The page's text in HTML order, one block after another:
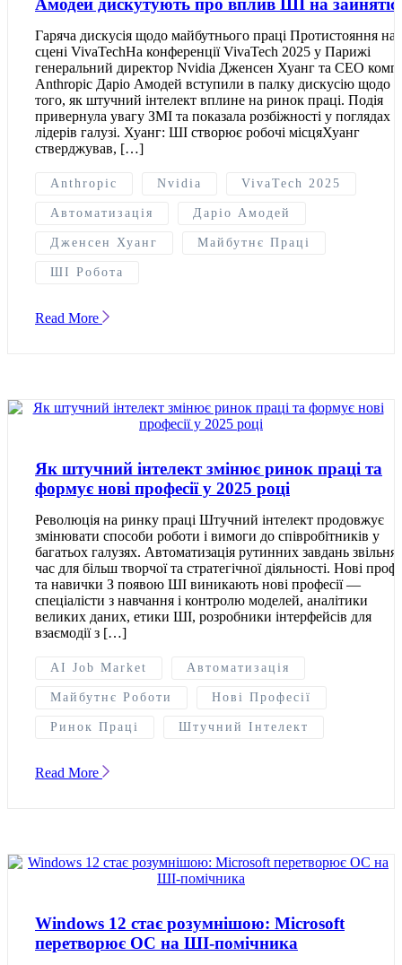
Амодей дискутують про вплив ШІ на
Гаряча дискусія щодо майбутнього праці Протистояння на
сцені VivaTechНа конференції VivaTech 2025 у Парижі
генеральний директор Nvidia Дженсен Хуанг та CEO
Anthropic Даріо Амодей вступили в палку дискусію щодо
того, як штучний інтелект вплине на ринок праці. Подія
привернула увагу ЗМІ та показала розбіжності у поглядах
лідерів галузі. Хуанг: ШІ створює робочі місцяХуанг
стверджував, […]
Anthropic Nvidia VivaTech 2025
Автоматизація Даріо Амодей
Дженсен Хуанг Майбутнє Праці
ШІ Робота
Read More
Як штучний інтелект змінює ринок праці та
формує нові професії у 2025 році
Революція на ринку праці Штучний інтелект продовжує
змінювати способи роботи і вимоги до співробітників у
багатьох галузях. Автоматизація рутинних завдань звільняє
час для більш творчої та стратегічної діяльності. Нові
та навички З появою ШІ виникають нові професії —
спеціалісти з навчання і контролю моделей, аналітики
великих даних, етики ШІ, розробники інтерфейсів для
взаємодії з […]
AI Job Market Автоматизація
Майбутнє Роботи Нові Професії
Ринок Праці Штучний Інтелект
Read More
Windows 12 стає розумнішою: Microsoft
перетворює ОС на ШІ-помічника